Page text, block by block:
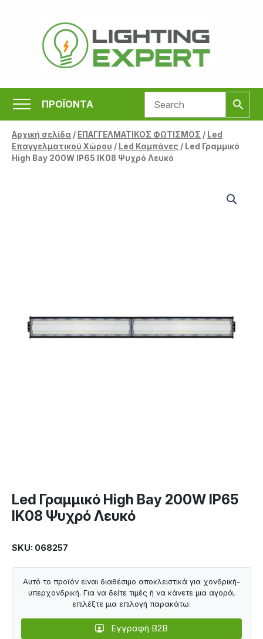
περιεχόμενο
ΠΡΟΪΟΝΤΑ
Αρχική σελίδα/ ΕΠΑΓΓΕΛΜΑΤΙΚΟΣ ΦΩΤΙΣΜΟΣ / Led
Επαγγελματικού Χώρου / Led Καμπάνες / Led Γραμμικό
High Bay 200W IP65 IK08 Ψυχρό Λευκό
Led Γραμμικό High Bay 200W IP65
IK08 Ψυχρό Λευκό
SKU: 068257
Αυτό το προϊόν είναι διαθέσιμο αποκλειστικά για χονδρική-
υπερχονδρική. Για να δείτε τιμές ή να κάνετε μια αγορά,
επιλέξτε μια επιλογή παρακάτω:
Εγγραφή B2B